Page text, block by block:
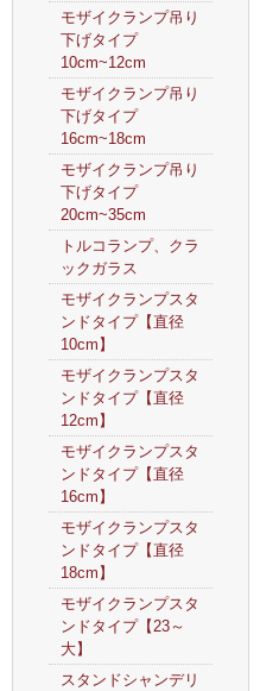
モザイクランプ吊り
下げタイプ
10cm~12cm
モザイクランプ吊り
下げタイプ
16cm~18cm
モザイクランプ吊り
下げタイプ
20cm~35cm
トルコランプ、クラ
ックガラス
モザイクランプスタ
ンドタイプ【直径
10cm】
モザイクランプスタ
ンドタイプ【直径
12cm】
モザイクランプスタ
ンドタイプ【直径
16cm】
モザイクランプスタ
ンドタイプ【直径
18cm】
モザイクランプスタ
ンドタイプ【23～
大】
スタンドシャンデリ